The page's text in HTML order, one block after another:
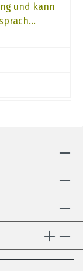
und kann